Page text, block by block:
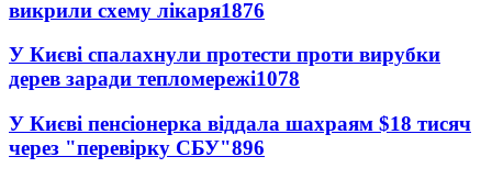
викрили схему лікаря1876
У Києві спалахнули протести проти вирубки
дерев заради тепломережі1078
У Києві пенсіонерка віддала шахраям $18 тисяч
через "перевірку СБУ"896